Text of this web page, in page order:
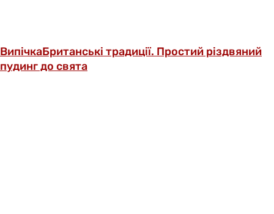
ВипічкаБританські традиції. Простий різдвяний
пудинг до свята